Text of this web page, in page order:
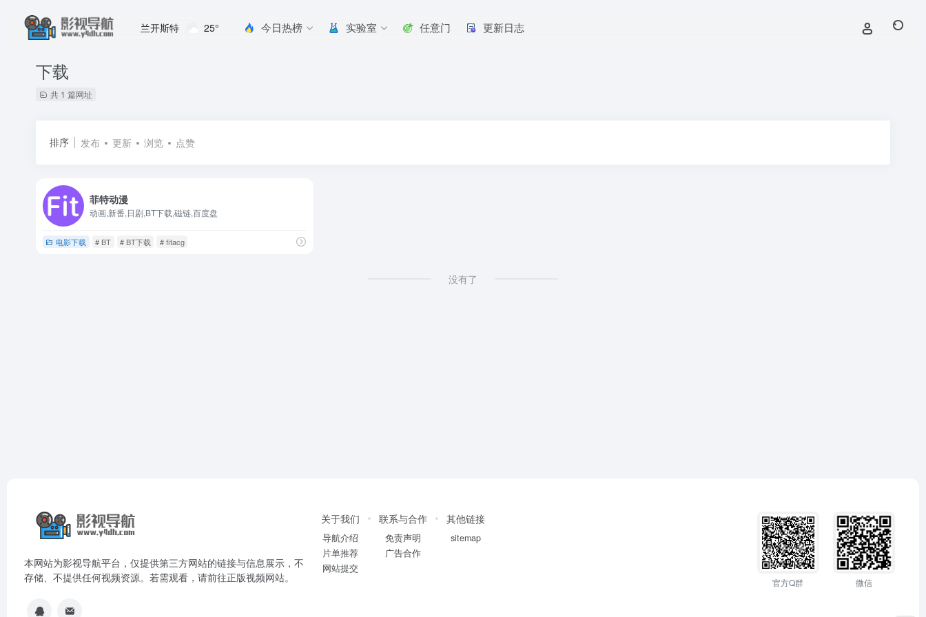
兰开斯特 25° 今日热榜 实验室 任意门 更新日志
下载
共 1 篇网址
排序 发布 更新 浏览 点赞
菲特动漫
动画,新番,日剧,BT下载,磁链,百度盘
电影下载 # BT # BT下载 # fitacg
没有了
本网站为影视导航平台，仅提供第三方网站的链接与信息展示，不
存储、不提供任何视频资源。若需观看，请前往正版视频网站。
关于我们
导航介绍
片单推荐
网站提交
联系与合作
免责声明
广告合作
其他链接
sitemap
官方Q群 微信